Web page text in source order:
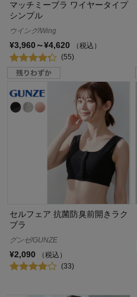
マッチミーブラ ワイヤータイプ
シンプル
ウイング/Wing
¥3,960～¥4,620
（税込）
(55)
セルフェア 抗菌防臭前開きラク
ブラ
グンゼ/GUNZE
¥2,090
（税込）
(33)